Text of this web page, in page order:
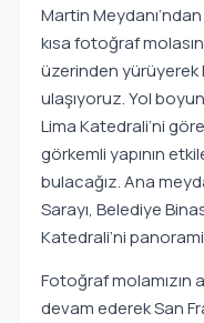
Martin
kısa fotoğraf
üzerinden yürüyerek
ulaşıyoruz. Yol
Lima Katedrali’ni
görkemli yapının
bulacağız. Ana
Sarayı, Belediye
Katedrali’ni
Fotoğraf molamızın
devam ederek San